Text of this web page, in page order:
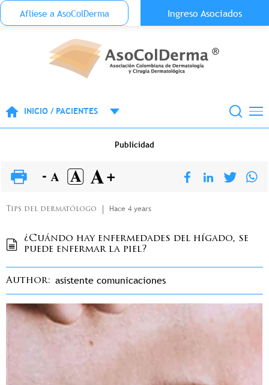
Pasar al contenido principal
Menu Top Anónimo
Aflíese a AsoColDerma Ingreso Asociados
INICIO / PACIENTES
Publicidad
Tips del dermatólogo Hace 4 years
¿Cuándo hay enfermedades del hígado, se
puede enfermar la piel?
Author asistente comunicaciones